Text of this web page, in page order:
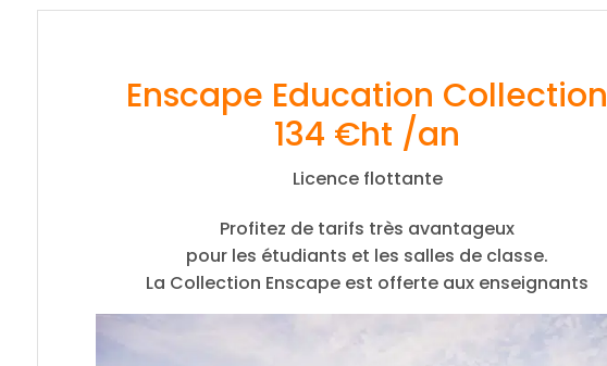
Enscape Education Collection
134 €ht /an
Licence flottante
Profitez de tarifs très avantageux
pour les étudiants et les salles de classe.
La Collection Enscape est offerte aux enseignants